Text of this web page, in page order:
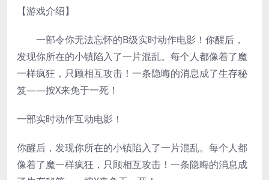
【游戏介绍】
一部令你无法忘怀的B级实时动作电影！你醒后，
发现你所在的小镇陷入了一片混乱。每个人都像着了魔
一样疯狂，只顾相互攻击！一条隐晦的消息成了生存秘
笈——按X来免于一死！
一部实时动作互动电影！
你醒后，发现你所在的小镇陷入了一片混乱。每个人都
像着了魔一样疯狂，只顾相互攻击！一条隐晦的消息成